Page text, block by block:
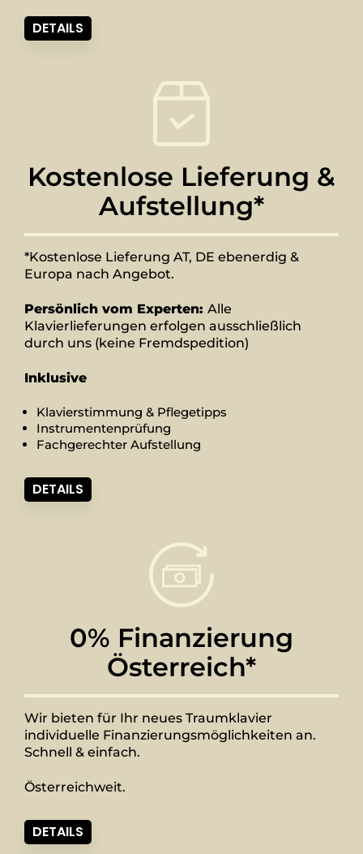
DETAILS
Kostenlose Lieferung &
Aufstellung*
*Kostenlose Lieferung AT, DE ebenerdig &
Europa nach Angebot.
Persönlich vom Experten: Alle
Klavierlieferungen erfolgen ausschließlich
durch uns (keine Fremdspedition)
Inklusive
Klavierstimmung & Pflegetipps
Instrumentenprüfung
Fachgerechter Aufstellung
DETAILS
0% Finanzierung
Österreich*
Wir bieten für Ihr neues Traumklavier
individuelle Finanzierungsmöglichkeiten an.
Schnell & einfach.
Österreichweit.
DETAILS